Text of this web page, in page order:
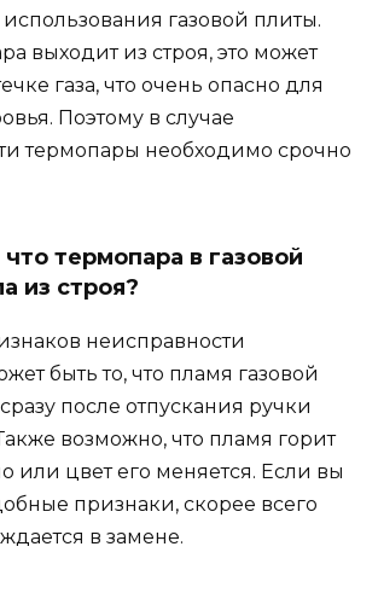
использования газовой плиты.
выходит из строя, это может
газа, что очень опасно для
Поэтому в случае
термопары необходимо срочно
термопара в газовой
из строя?
неисправности
быть то, что пламя газовой
после отпускания ручки
возможно, что пламя горит
или цвет его меняется. Если вы
признаки, скорее всего
в замене.